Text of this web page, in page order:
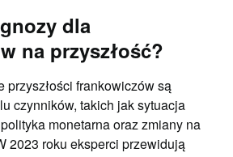
dla
na przyszłość?
przyszłości frankowiczów są
czynników, takich jak sytuacja
monetarna oraz zmiany na
2023 roku eksperci przewidują